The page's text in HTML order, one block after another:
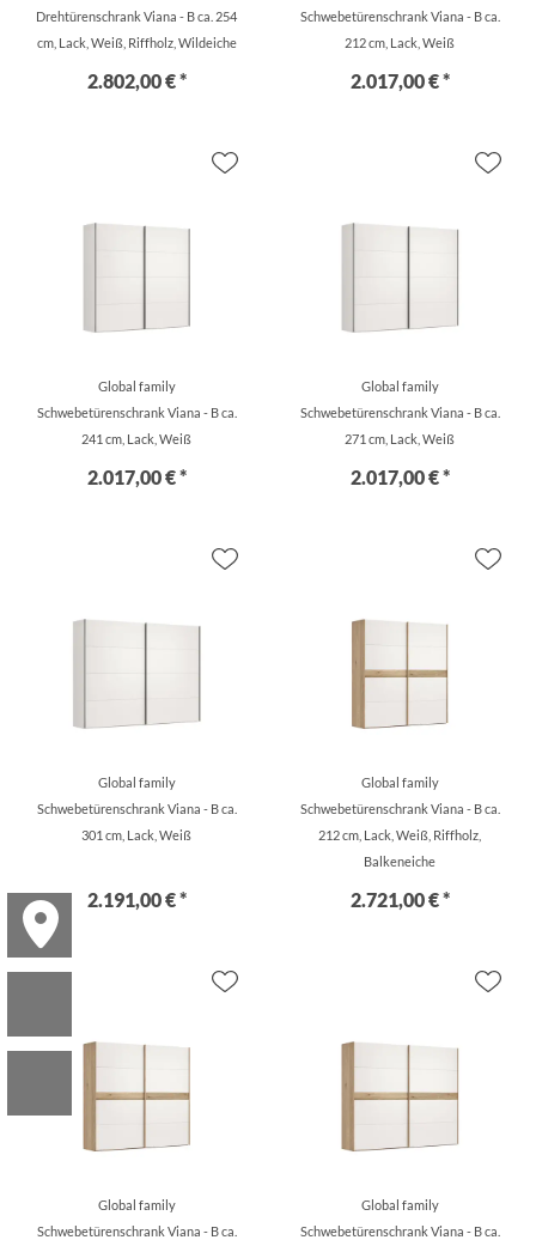
Drehtürenschrank Viana - B ca. 254
cm, Lack, Weiß, Riffholz, Wildeiche
2.802,00 € *
Schwebetürenschrank Viana - B ca.
212 cm, Lack, Weiß
2.017,00 € *
Global family
Schwebetürenschrank Viana - B ca.
241 cm, Lack, Weiß
2.017,00 € *
Global family
Schwebetürenschrank Viana - B ca.
271 cm, Lack, Weiß
2.017,00 € *
Global family
Schwebetürenschrank Viana - B ca.
301 cm, Lack, Weiß
2.191,00 € *
Global family
Schwebetürenschrank Viana - B ca.
212 cm, Lack, Weiß, Riffholz,
Balkeneiche
2.721,00 € *
Global family
Schwebetürenschrank Viana - B ca.
Global family
Schwebetürenschrank Viana - B ca.